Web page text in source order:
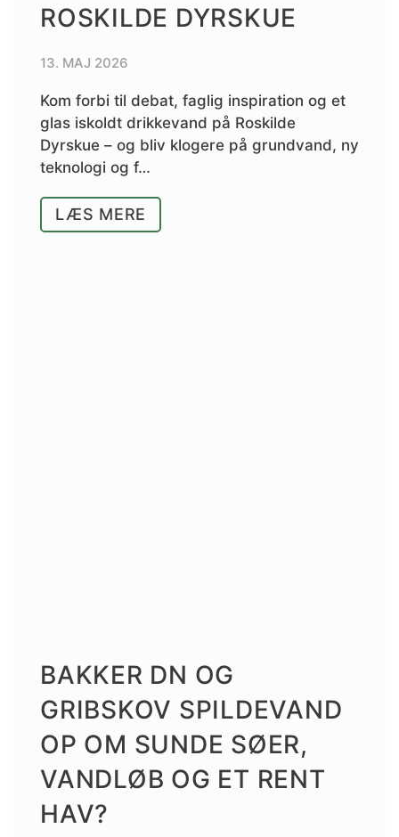
ROSKILDE DYRSKUE
13. MAJ 2026
Kom forbi til debat, faglig inspiration og et
glas iskoldt drikkevand på Roskilde
Dyrskue – og bliv klogere på grundvand, ny
teknologi og f…
LÆS MERE
BAKKER DN OG
GRIBSKOV SPILDEVAND
OP OM SUNDE SØER,
VANDLØB OG ET RENT
HAV?